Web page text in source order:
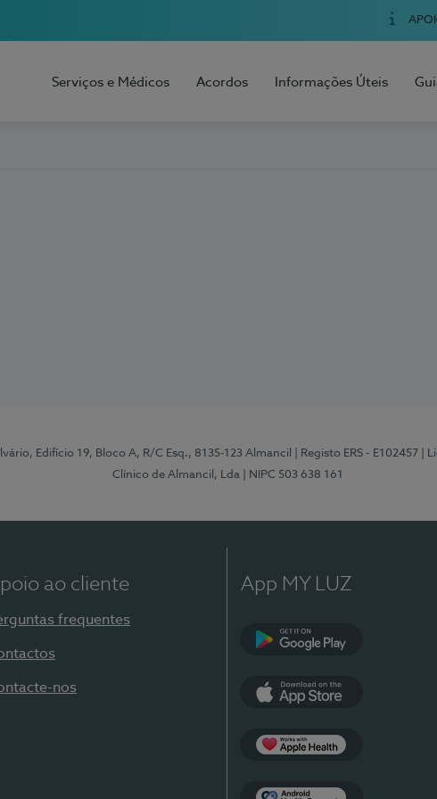
Serviços e Médicos Acordos Informações Úteis
Edifício 19, Bloco A, R/C Esq., 8135-123 Almancil | Registo ERS - E102457 |
Clínico de Almancil, Lda
| NIPC 503 638 161
ao cliente
frequentes
nos
App MY LUZ